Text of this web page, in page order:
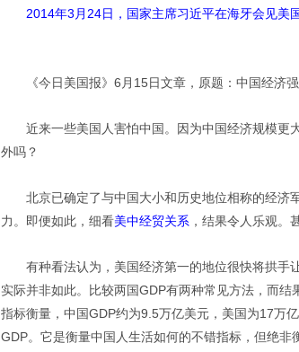
2014年3月24日，国家主席习近平在海牙会见美
《今日美国报》6月15日文章，原题：中国经济
近来一些美国人害怕中国。因为中国经济规模更
外吗？
北京已确定了与中国大小和历史地位相称的经济
力。即便如此，细看美中经贸关系 ，结果令人乐观。
有种看法认为，美国经济第一的地位很快将拱手
实际并非如此。比较两国GDP有两种常见方法，而
指标衡量，中国GDP约为9.5万亿美元，美国为17万
GDP。它是衡量中国人生活如何的不错指标，但绝